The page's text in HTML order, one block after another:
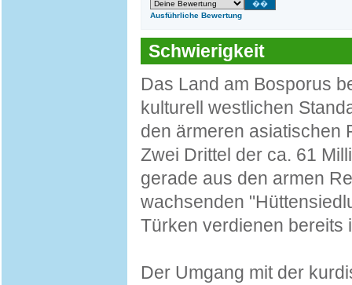
Ausführliche Bewertung
Schwierigkeit
Das Land am Bosporus
kulturell westlichen
den ärmeren asiatischen
Zwei Drittel der ca. 61
gerade aus den armen
wachsenden
Türken verdienen bereits
Der Umgang mit der